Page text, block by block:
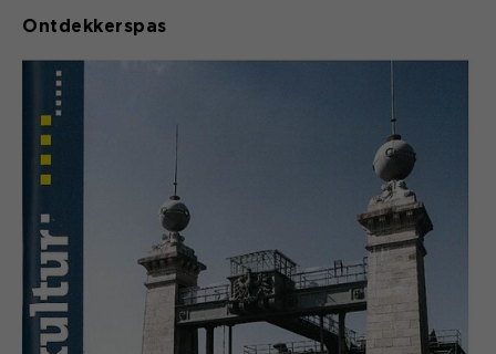
Ontdekkerspas